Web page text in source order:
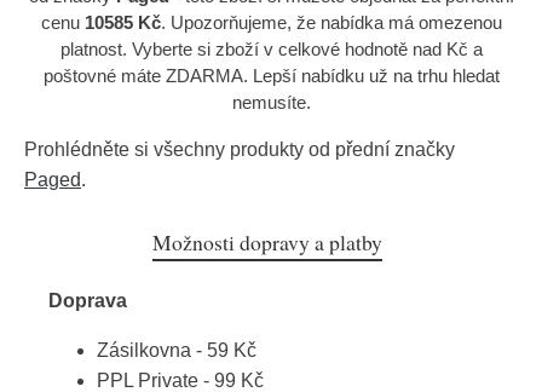
cenu 10585 Kč. Upozorňujeme, že nabídka má omezenou
platnost. Vyberte si zboží v celkové hodnotě nad Kč a
poštovné máte ZDARMA. Lepší nabídku už na trhu hledat
nemusíte.
Prohlédněte si všechny produkty od přední značky
Paged.
Možnosti dopravy a platby
Doprava
Zásilkovna - 59 Kč
PPL Private - 99 Kč